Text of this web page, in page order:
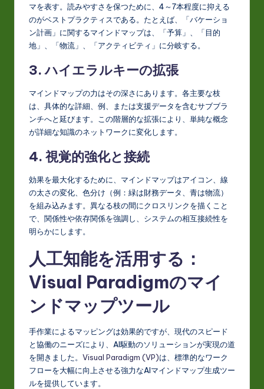
マを表す。読みやすさを保つために、4～7本程度に抑える
のがベストプラクティスである。たとえば、「バケーショ
ン計画」に関するマインドマップは、「予算」、「目的
地」、「物流」、「アクティビティ」に分岐する。
3. ハイエラルキーの拡張
マインドマップの力はその深さにあります。各主要な枝
は、具体的な詳細、例、または支援データを含むサブブラ
ンチへと延びます。この階層的な拡張により、単純な概念
が詳細な知識のネットワークに変化します。
4. 視覚的強化と接続
効果を最大化するために、マインドマップはアイコン、線
の太さの変化、色分け（例：緑は財務データ、青は物流）
を組み込みます。異なる枝の間にクロスリンクを描くこと
で、関係性や依存関係を強調し、システムの相互接続性を
明らかにします。
人工知能を活用する：
Visual Paradigmのマイ
ンドマップツール
手作業によるマッピングは効果的ですが、現代のスピード
と協働のニーズにより、AI駆動のソリューションが実現の道
を開きました。 Visual Paradigm (VP)は、標準的なワーク
フローを大幅に向上させる強力なAIマインドマップ生成ツー
ルを提供しています。